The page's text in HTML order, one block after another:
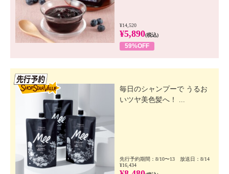
¥14,520
¥5,890(税込)
59%OFF
毎日のシャンプーで うるお
いツヤ美色髪へ！ ...
先行予約期間：8/10〜13 放送日：8/14
¥16,434